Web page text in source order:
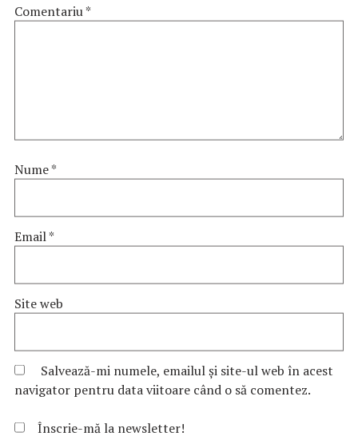
Comentariu*
Nume*
Email*
Site web
Salvează-mi numele, emailul și site-ul web în acest
navigator pentru data viitoare când o să comentez.
Înscrie-mă la newsletter!